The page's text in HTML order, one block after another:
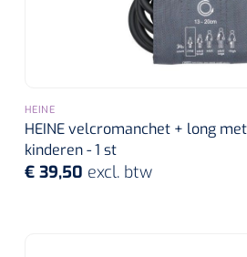
HEINE
HEINE velcromanchet + long
kinderen - 1 st
€ 39,50 excl. btw